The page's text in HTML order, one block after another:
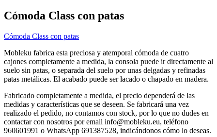
Cómoda Class con patas
Cómoda Class con patas
Mobleku fabrica esta preciosa y atemporal cómoda de cuatro
cajones completamente a medida, la consola puede ir directamente al
suelo sin patas, o separada del suelo por unas delgadas y refinadas
patas metálicas. El acabado puede ser lacado o chapado en madera.
Fabricado completamente a medida, el precio dependerá de las
medidas y características que se deseen. Se fabricará una vez
realizado el pedido, no contamos con stock, por lo que no dudes en
contactar con nosotros por email info@mobleku.eu, teléfono
960601991 o WhatsApp 691387528, indicándonos cómo lo deseas.